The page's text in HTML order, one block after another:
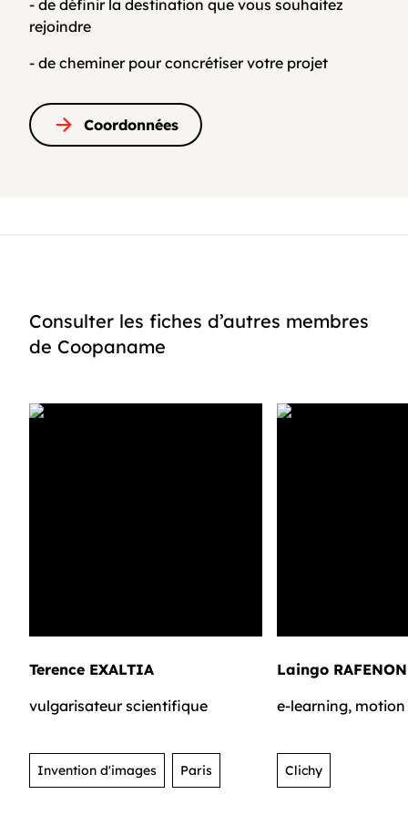
- de définir la destination que vous souhaitez
rejoindre
- de cheminer pour concrétiser votre projet
Coordonnées
Consulter les fiches d’autres membres
de Coopaname
Terence EXALTIA
vulgarisateur scientifique
Invention d'images Paris
Laingo
e-learning,
Clichy